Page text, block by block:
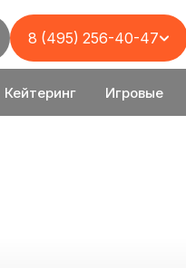
Кейтеринг Игровые
8 (495) 256-40-47